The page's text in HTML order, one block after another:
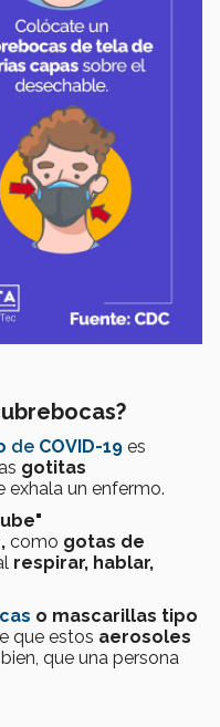
de COVID-19 es
gotitas
exhala un enfermo.
como gotas de
respirar, hablar,
o mascarillas tipo
que estos aerosoles
que una persona